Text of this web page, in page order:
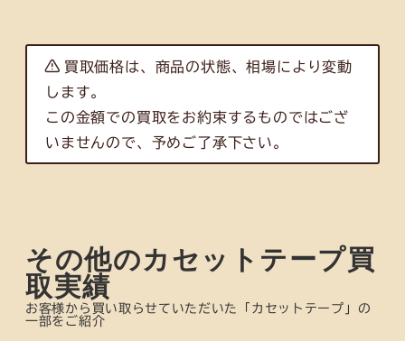
買取価格は、商品の状態、相場により変動
します。
この金額での買取をお約束するものではござ
いませんので、予めご了承下さい。
その他のカセットテープ買
取実績
お客様から買い取らせていただいた「カセットテープ」の
一部をご紹介